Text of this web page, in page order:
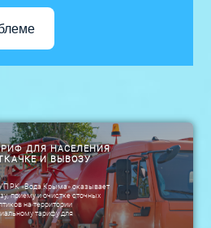
ДЛЯ НАСЕЛЕНИЯ
И ВЫВОЗУ
РК «Вода Крыма» оказывает
приему и очистке сточных
на территории
тарифу для